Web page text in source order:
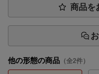
商品を
他の形態の商品 （全2件）